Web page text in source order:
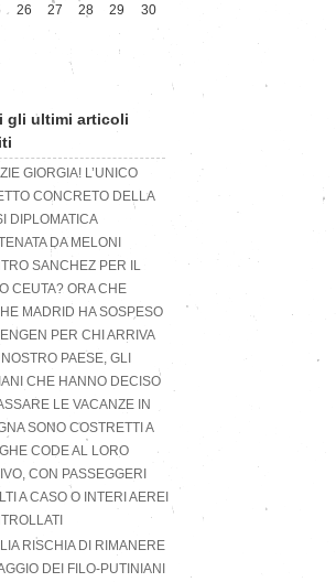
26 27 28 29 30
gli ultimi articoli
GIORGIA! L’UNICO
CONCRETO DELLA
DIPLOMATICA
DA MELONI
SANCHEZ PER IL
CEUTA? ORA CHE
MADRID HA SOSPESO
PER CHI ARRIVA
PAESE, GLI
CHE HANNO DECISO
LE VACANZE IN
SONO COSTRETTI A
CODE AL LORO
CON PASSEGGERI
A CASO O INTERI AEREI
RISCHIA DI RIMANERE
DEI FILO-PUTINIANI